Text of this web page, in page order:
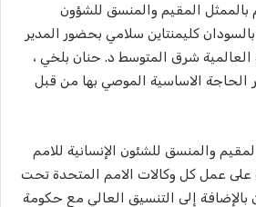
بالممثل المقيم والمنسق للشؤون
بالسودان كليمنتاين سلامي بحضور المدير
شرق المتوسط د. حنان بلخي ،
الحاجة الاساسية الموصي بها من قبل
والمنسق للشئون الإنسانية للامم
على عمل كل وكالات الامم المتحدة تحت
إلى التنسيق العالي مع حكومة